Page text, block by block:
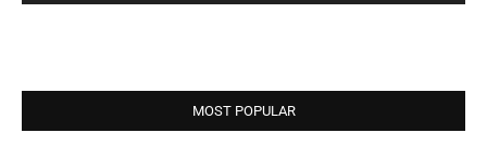
MOST POPULAR